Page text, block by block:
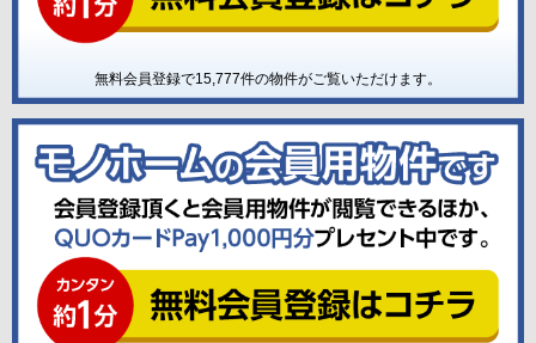
無料会員登録で15,777件の物件がご覧いただけます。